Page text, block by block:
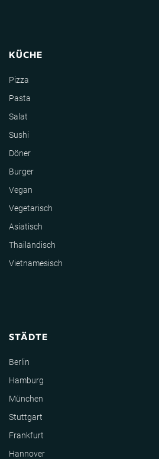
KÜCHE
Pizza
Pasta
Salat
Sushi
Döner
Burger
Vegan
Vegetarisch
Asiatisch
Thailändisch
Vietnamesisch
STÄDTE
Berlin
Hamburg
München
Stuttgart
Frankfurt
Hannover